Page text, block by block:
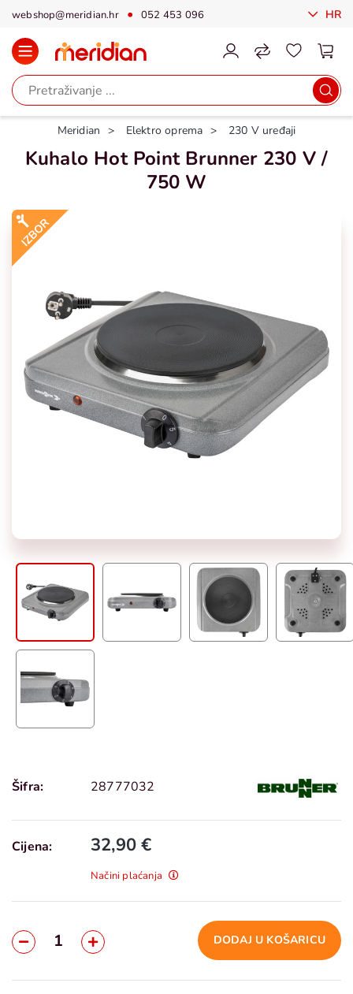
webshop@meridian.hr 052 453 096 HR
Meridian Elektro oprema 230 V uređaji
Kuhalo Hot Point Brunner 230 V /
750 W
Šifra: 28777032
Cijena: 32,90 €
Načini plaćanja
DODAJ U KOŠARICU